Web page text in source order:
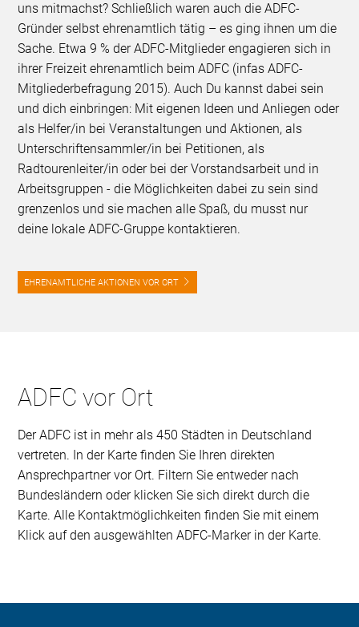
uns mitmachst? Schließlich waren auch die ADFC-
Gründer selbst ehrenamtlich tätig – es ging ihnen um die
Sache. Etwa 9 % der ADFC-Mitglieder engagieren sich in
ihrer Freizeit ehrenamtlich beim ADFC (infas ADFC-
Mitgliederbefragung 2015). Auch Du kannst dabei sein
und dich einbringen: Mit eigenen Ideen und Anliegen oder
als Helfer/in bei Veranstaltungen und Aktionen, als
Unterschriftensammler/in bei Petitionen, als
Radtourenleiter/in oder bei der Vorstandsarbeit und in
Arbeitsgruppen - die Möglichkeiten dabei zu sein sind
grenzenlos und sie machen alle Spaß, du musst nur
deine lokale ADFC-Gruppe kontaktieren.
EHRENAMTLICHE AKTIONEN VOR ORT
ADFC vor Ort
Der ADFC ist in mehr als 450 Städten in Deutschland
vertreten. In der Karte finden Sie Ihren direkten
Ansprechpartner vor Ort. Filtern Sie entweder nach
Bundesländern oder klicken Sie sich direkt durch die
Karte. Alle Kontaktmöglichkeiten finden Sie mit einem
Klick auf den ausgewählten ADFC-Marker in der Karte.